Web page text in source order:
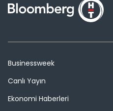
Businessweek
Canlı Yayın
Ekonomi Haberleri